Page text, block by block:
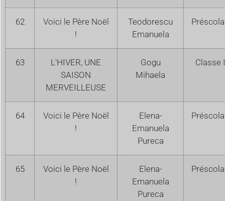
62
Voici le Père Noël
!
Teodorescu
Emanuela
63
L'HIVER, UNE
SAISON
MERVEILLEUSE
Gogu
Mihaela
Classe
64
Voici le Père Noël
!
Elena-
Emanuela
Pureca
65
Voici le Père Noël
!
Elena-
Emanuela
Pureca